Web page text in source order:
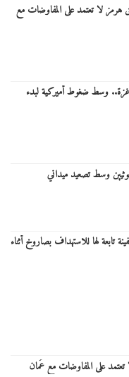
لا تعتمد على المفاوضات مع
وسط ضغوط أميركية لبدء
وسط تصعيد ميداني
تابعة لها للاستهداف بصاروخ أثناء
على المفاوضات مع عُمان